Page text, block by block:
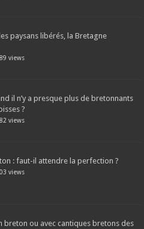
paysans libérés, la Bretagne
views
il n’y a presque plus de bretonnants
?
views
: faut-il attendre la perfection ?
views
breton ou avec cantiques bretons des